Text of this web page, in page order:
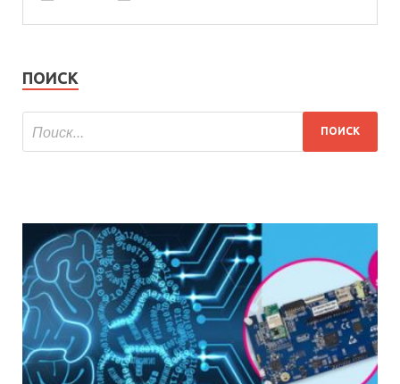
ПОИСК